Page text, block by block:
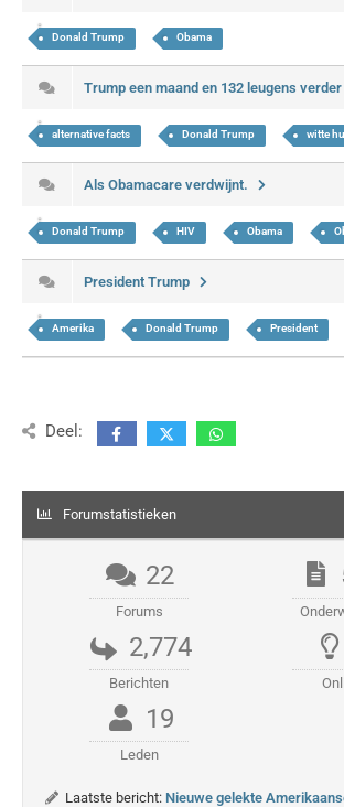
Donald Trump Obama
Trump een maand en 132 leugens verder
alternative facts Donald Trump witte
Als Obamacare verdwijnt.
Donald Trump HIV Obama
President Trump
Amerika Donald Trump President
Deel:
Forumstatistieken
22
Forums
2,774
Berichten
19
Leden
Laatste bericht: Nieuwe gelekte